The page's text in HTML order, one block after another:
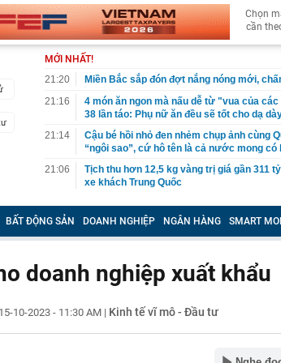
Chọn
cần
MỚI NHẤT!
21:20
Miền Bắc sắp đón đợt nắng nóng mới,
21:16
4 món ăn ngon mà nấu dễ từ "vua của
38 lần táo: Phụ nữ ăn đều sẽ tốt cho dạ
21:14
Cậu bé hồi nhỏ đen nhẻm chụp ảnh cùng
“ngôi sao”, cứ hô tên là cả nước mong có
21:06
Tịch thu hơn 12,5 kg vàng trị giá gần 311
xe khách Trung Quốc
21:05
Su-57 ẩn chứa bất ngờ lớn: Nhược điểm
vãng
20:52
Cô gái vô danh nổi tiếng sau một đêm
20:45
Một 'vua pin' tuyên bố sẽ xây 10.000 trạm
20:45
Tờ báo năm 1997 bỗng gây sốt MXH vì nữ
BẤT ĐỘNG SẢN DOANH NGHIỆP NGÂN HÀNG SMART
doanh nghiệp xuất khẩu
15-10-2023 - 11:30 AM | Kinh tế vĩ mô - Đầu tư